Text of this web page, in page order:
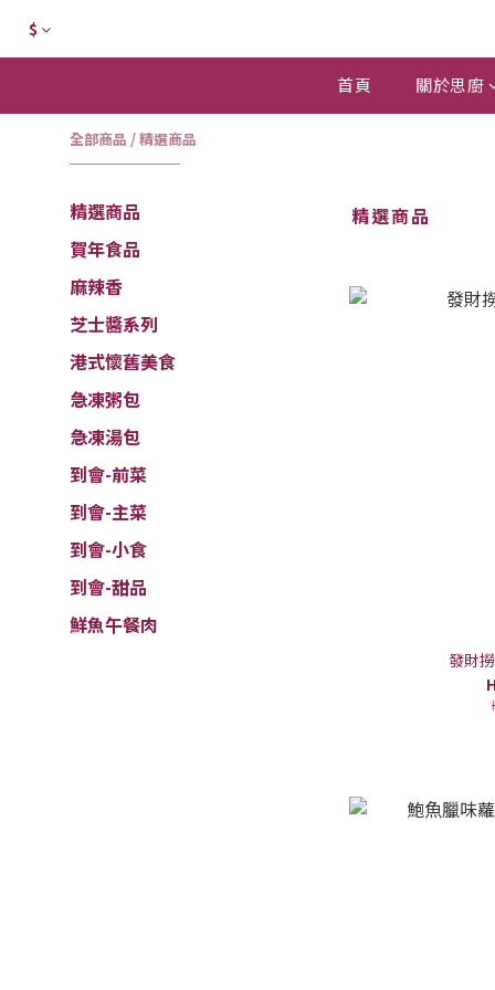
$
首頁 關於思廚
全部商品 /精選商品
精選商品
賀年食品
麻辣香
芝士醬系列
港式懷舊美食
急凍粥包
急凍湯包
到會-前菜
到會-主菜
到會-小食
到會-甜品
鮮魚午餐肉
精選商品
發財